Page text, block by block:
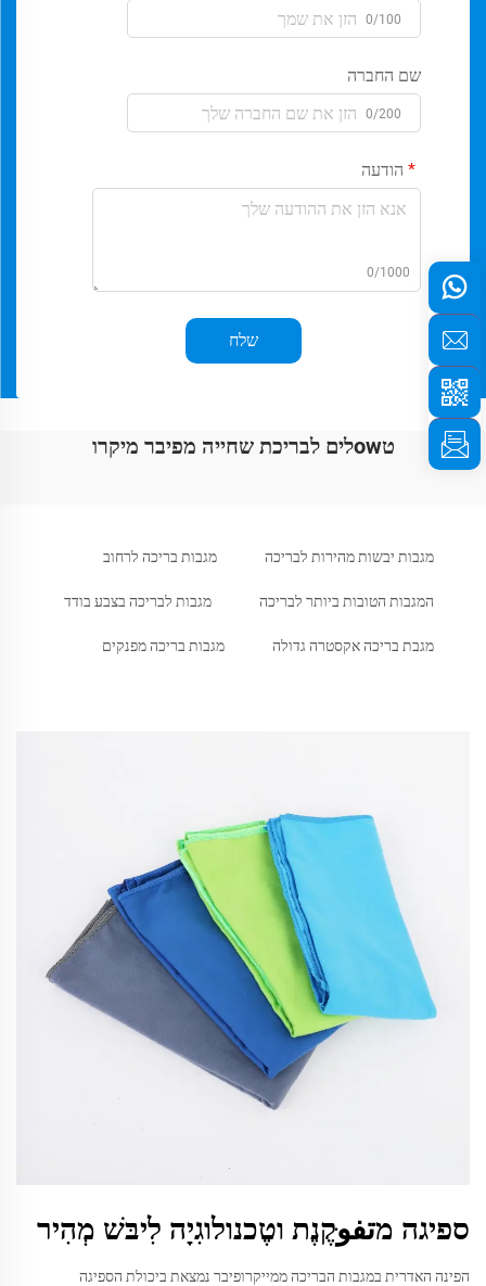
0/100
שם החברה
0/200
הודעה
0/1000
שלח
טowלים לבריכת שחייה מפיבר מיקרו
מגבות יבשות מהירות לבריכה מגבות בריכה לרחוב
המגבות הטובות ביותר לבריכה מגבות לבריכה בצבע בודד
מגבת בריכה אקסטרה גדולה מגבות בריכה מפנקים
ספיגה מتفوּקֶנֶת וטֶכנולוגִיָה לִיבּשׁ מְהִיר
הפינה האדרית במגבות הבריכה ממייקרופיבר נמצאת ביכולת הספיגה